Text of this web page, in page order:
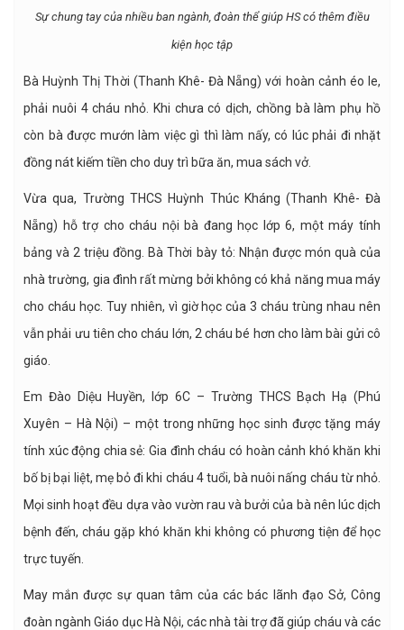
Sự chung tay của nhiều ban ngành, đoàn thể giúp HS có thêm điều
kiện học tập
Bà Huỳnh Thị Thời (Thanh Khê- Đà Nẵng) với hoàn cảnh éo le,
phải nuôi 4 cháu nhỏ. Khi chưa có dịch, chồng bà làm phụ hồ
còn bà được mướn làm việc gì thì làm nấy, có lúc phải đi nhặt
đồng nát kiếm tiền cho duy trì bữa ăn, mua sách vở.
Vừa qua, Trường THCS Huỳnh Thúc Kháng (Thanh Khê- Đà
Nẵng) hỗ trợ cho cháu nội bà đang học lớp 6, một máy tính
bảng và 2 triệu đồng. Bà Thời bày tỏ: Nhận được món quà của
nhà trường, gia đình rất mừng bởi không có khả năng mua máy
cho cháu học. Tuy nhiên, vì giờ học của 3 cháu trùng nhau nên
vẫn phải ưu tiên cho cháu lớn, 2 cháu bé hơn cho làm bài gửi cô
giáo.
Em Đào Diệu Huyền, lớp 6C – Trường THCS Bạch Hạ (Phú
Xuyên – Hà Nội) – một trong những học sinh được tặng máy
tính xúc động chia sẻ: Gia đình cháu có hoàn cảnh khó khăn khi
bố bị bại liệt, mẹ bỏ đi khi cháu 4 tuổi, bà nuôi nấng cháu từ nhỏ.
Mọi sinh hoạt đều dựa vào vườn rau và bưởi của bà nên lúc dịch
bệnh đến, cháu gặp khó khăn khi không có phương tiện để học
trực tuyến.
May mắn được sự quan tâm của các bác lãnh đạo Sở, Công
đoàn ngành Giáo dục Hà Nội, các nhà tài trợ đã giúp cháu và các